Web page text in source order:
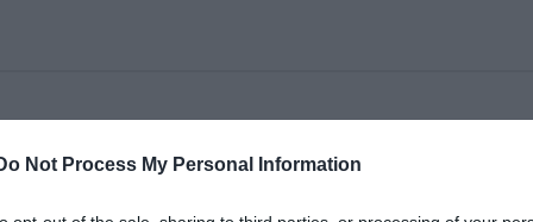
Not Process My Personal Information
Szeretné tudni, mi lesz idén Pulán,
Kattintson!